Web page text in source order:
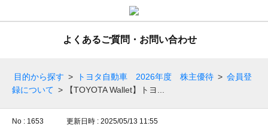
よくあるご質問・お問い合わせ
目的から探す > トヨタ自動車 2026年度 株主優待 > 会員登
録について > 【TOYOTA Wallet】トヨ...
No : 1653 更新日時 : 2025/05/13 11:55